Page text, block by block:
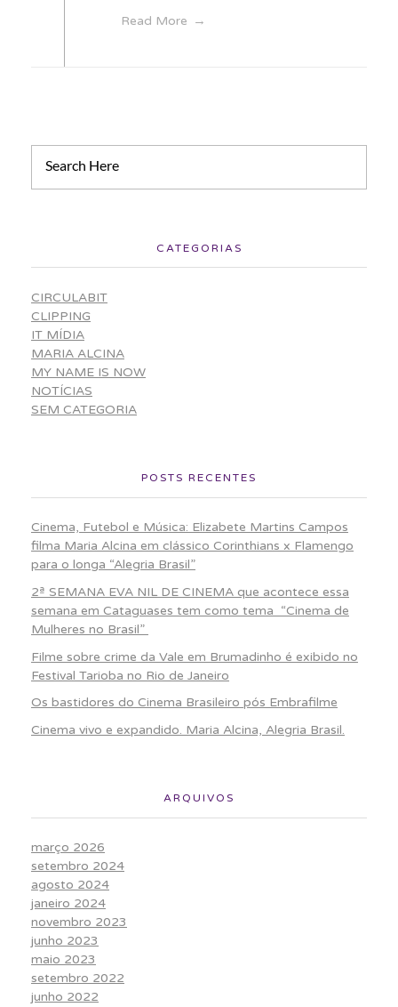
Read More
CATEGORIAS
CIRCULABIT
CLIPPING
IT MÍDIA
MARIA ALCINA
MY NAME IS NOW
NOTÍCIAS
SEM CATEGORIA
POSTS RECENTES
Cinema, Futebol e Música: Elizabete Martins Campos
filma Maria Alcina em clássico Corinthians x Flamengo
para o longa “Alegria Brasil”
2ª SEMANA EVA NIL DE CINEMA que acontece essa
semana em Cataguases tem como tema “Cinema de
Mulheres no Brasil”
Filme sobre crime da Vale em Brumadinho é exibido no
Festival Tarioba no Rio de Janeiro
Os bastidores do Cinema Brasileiro pós Embrafilme
Cinema vivo e expandido. Maria Alcina, Alegria Brasil.
ARQUIVOS
março 2026
setembro 2024
agosto 2024
janeiro 2024
novembro 2023
junho 2023
maio 2023
setembro 2022
junho 2022